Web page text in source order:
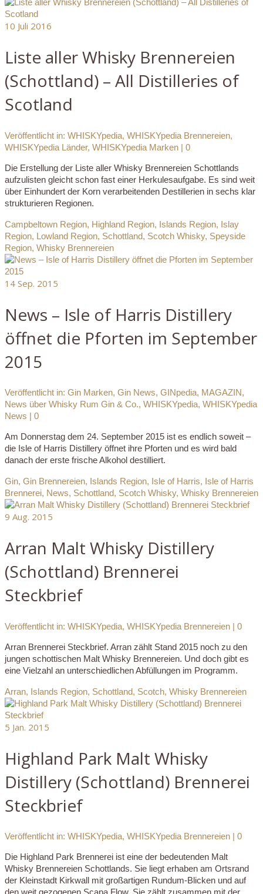
10 Juli 2016
Liste aller Whisky Brennereien
(Schottland) – All Distilleries of
Scotland
Veröffentlicht in: WHISKYpedia, WHISKYpedia Brennereien,
WHISKYpedia Länder, WHISKYpedia Marken | 0
Die Erstellung der Liste aller Whisky Brennereien Schottlands
aufzulisten gleicht schon fast einer Herkulesaufgabe. Es sind weit
über Einhundert der Korn verarbeitenden Destillerien in sechs klar
strukturieren Regionen.
Campbeltown Region, Highland Region, Islands Region, Islay
Region, Lowland Region, Schottland, Scotch Whisky, Speyside
Region, Whisky Brennereien
14 Sep. 2015
News – Isle of Harris Distillery
öffnet die Pforten im September
2015
Veröffentlicht in: Gin Marken, Gin News, GINpedia, MAGAZIN,
News über Whisky Rum Gin & Co., WHISKYpedia, WHISKYpedia
News | 0
Am Donnerstag dem 24. September 2015 ist es endlich soweit –
die Isle of Harris Distillery öffnet ihre Pforten und es wird bald
danach der erste frische Alkohol destilliert.
Gin, Gin Brennereien, Islands Region, Isle of Harris, Isle of Harris
Brennerei, News, Schottland, Scotch Whisky, Whisky Brennereien
9 Aug. 2015
Arran Malt Whisky Distillery
(Schottland) Brennerei
Steckbrief
Veröffentlicht in: WHISKYpedia, WHISKYpedia Brennereien | 0
Arran Brennerei Steckbrief. Arran zählt Stand 2015 noch zu den
jungen schottischen Malt Whisky Brennereien. Und doch gibt es
eine Vielzahl an unterschiedlichen Abfüllungen im Programm.
Arran, Islands Region, Schottland, Scotch, Whisky Brennereien
5 Jan. 2015
Highland Park Malt Whisky
Distillery (Schottland) Brennerei
Steckbrief
Veröffentlicht in: WHISKYpedia, WHISKYpedia Brennereien | 0
Die Highland Park Brennerei ist eine der bedeutenden Malt
Whisky Brennereien Schottlands. Sie liegt erhaben am Ortsrand
der Kleinstadt Kirkwall mit großartigen Rundum-Blicken und auf
den weit gezogenen Scapa Flow. Sie zählt zusammen mit der